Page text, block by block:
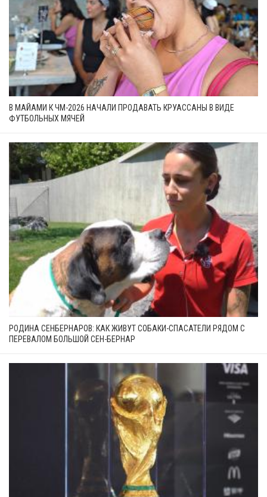
В МАЙАМИ К ЧМ-2026 НАЧАЛИ ПРОДАВАТЬ КРУАССАНЫ В ВИДЕ
ФУТБОЛЬНЫХ МЯЧЕЙ
РОДИНА СЕНБЕРНАРОВ: КАК ЖИВУТ СОБАКИ-СПАСАТЕЛИ РЯДОМ С
ПЕРЕВАЛОМ БОЛЬШОЙ СЕН-БЕРНАР